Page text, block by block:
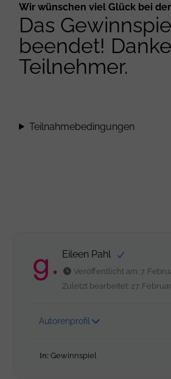
Wir wünschen viel Glück bei
Das
beendet!
Teilnehmer.
Teilnahmebedingungen
Eileen Pahl
Veröffentlicht am: 7.
Zuletzt bearbeitet: 27.
Autorenprofil
In: Gewinnspiel